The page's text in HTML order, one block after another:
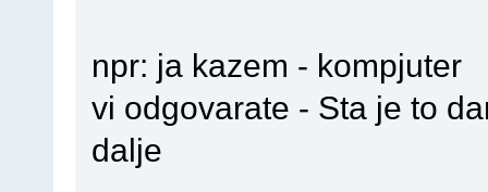
npr: ja kazem - kompjuter
vi odgovarate - Sta je to
dalje